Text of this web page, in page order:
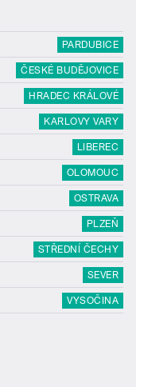
PARDUBICE
ČESKÉ BUDĚJOVICE
HRADEC KRÁLOVÉ
KARLOVY VARY
LIBEREC
OLOMOUC
OSTRAVA
PLZEŇ
STŘEDNÍ ČECHY
SEVER
VYSOČINA